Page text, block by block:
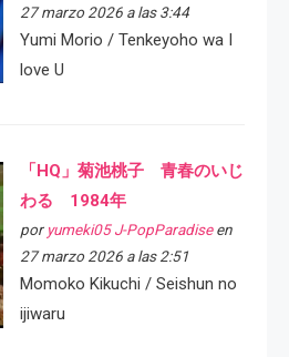
27 marzo 2026 a las 3:44
Yumi Morio / Tenkeyoho wa I
love U
「HQ」菊池桃子 青春のいじ
わる 1984年
por yumeki05 J-PopParadiseen
27 marzo 2026 a las 2:51
Momoko Kikuchi / Seishun no
ijiwaru